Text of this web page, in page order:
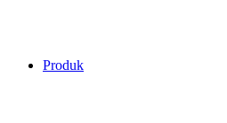
Produk